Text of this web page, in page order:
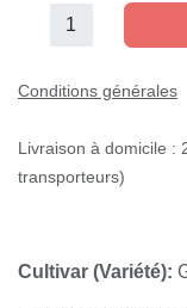
Conditions générales
Livraison à domicile :
transporteurs)
Cultivar (Variété):